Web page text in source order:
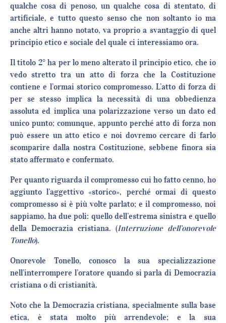
qualche cosa di penoso, un qualche cosa di stentato, di
artificiale, e tutto questo senso che non soltanto io ma
anche altri hanno notato, va proprio a svantaggio di quel
principio etico e sociale del quale ci interessiamo ora.
Il titolo 2° ha per lo meno alterato il principio etico, che io
vedo stretto tra un atto di forza che la Costituzione
contiene e l’ormai storico compromesso. L’atto di forza di
per se stesso implica la necessità di una obbedienza
assoluta ed implica una polarizzazione verso un dato ed
unico punto; comunque, appunto perché atto di forza non
può essere un atto etico e noi dovremo cercare di farlo
scomparire dalla nostra Costituzione, sebbene finora sia
stato affermato e confermato.
Per quanto riguarda il compromesso cui ho fatto cenno, ho
aggiunto l’aggettivo «storico», perché ormai di questo
compromesso si è più volte parlato; e il compromesso, noi
sappiamo, ha due poli: quello dell’estrema sinistra e quello
della Democrazia cristiana. (Interruzione dell’onorevole
Tonello).
Onorevole Tonello, conosco la sua specializzazione
nell’interrompere l’oratore quando si parla di Democrazia
cristiana o di cristianità.
Noto che la Democrazia cristiana, specialmente sulla base
etica, è stata molto più arrendevole; e la sua